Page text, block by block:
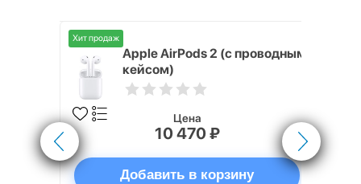
Хит продаж
Apple AirPods 2 (с проводным
кейсом)
Цена
10 470 ₽
Добавить в корзину